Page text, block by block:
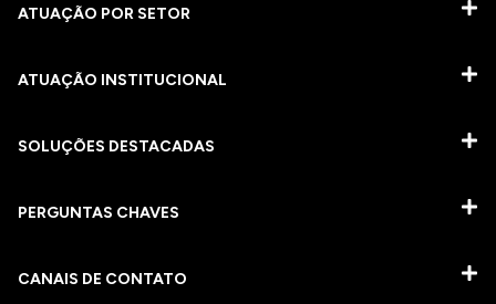
ATUAÇÃO POR SETOR
ATUAÇÃO INSTITUCIONAL
SOLUÇÕES DESTACADAS
PERGUNTAS CHAVES​
CANAIS DE CONTATO